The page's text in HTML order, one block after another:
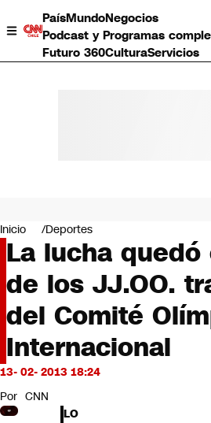
PaísMundoNegocios
Podcast y Programas
Futuro 360CulturaServicios
Negocios
Deportes
Programas completos
Cultura
Servicios
Bits
CNN tiempo
Futuro 360
Inicio Deportes
La lucha
de los JJ.OO.
del Comité
Internacional
13- 02- 2013 18:24
Por CNN
LO